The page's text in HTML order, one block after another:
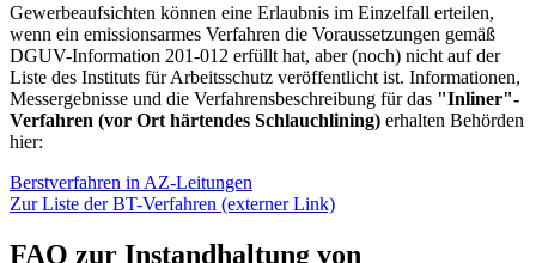
Gewerbeaufsichten können eine Erlaubnis im Einzelfall erteilen,
wenn ein emissionsarmes Verfahren die Voraussetzungen gemäß
DGUV-Information 201-012 erfüllt hat, aber (noch) nicht auf der
Liste des Instituts für Arbeitsschutz veröffentlicht ist. Informationen,
Messergebnisse und die Verfahrensbeschreibung für das "Inliner"-
Verfahren (vor Ort härtendes Schlauchlining) erhalten Behörden
hier:
Berstverfahren in AZ-Leitungen
Zur Liste der BT-Verfahren (externer Link)
FAQ zur Instandhaltung von